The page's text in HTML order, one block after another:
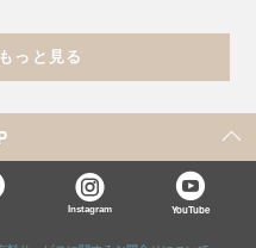
っと見る
Instagram YouTube